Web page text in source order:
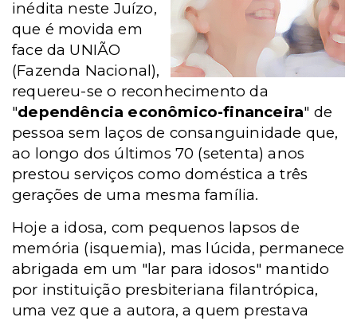
inédita neste Juízo,
que é movida em
face da UNIÃO
(Fazenda Nacional),
requereu-se o reconhecimento da
"dependência econômico-financeira" de
pessoa sem laços de consanguinidade que,
ao longo dos últimos 70 (setenta) anos
prestou serviços como doméstica a três
gerações de uma mesma família.
Hoje a idosa, com pequenos lapsos de
memória (isquemia), mas lúcida, permanece
abrigada em um "lar para idosos" mantido
por instituição presbiteriana filantrópica,
uma vez que a autora, a quem prestava